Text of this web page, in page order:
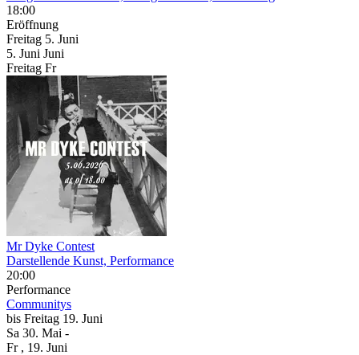
18:00
Eröffnung
Freitag 5. Juni
5. Juni Juni
Freitag Fr
Mr Dyke Contest
Darstellende Kunst, Performance
20:00
Performance
Communitys
bis Freitag 19. Juni
Sa 30. Mai -
Fr , 19. Juni